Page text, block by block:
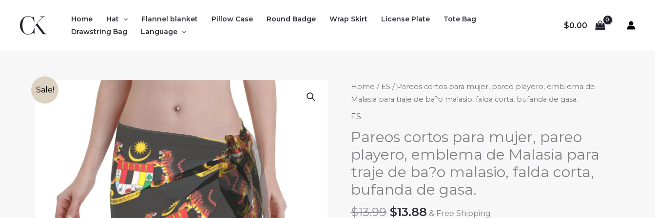
content
Home Hat Flannel blanket Pillow Case Round Badge Wrap Skirt License Plate
Tote Bag
Drawstring Bag
Language
$0.00
Sale! Home / ES / Pareos cortos para mujer, pareo playero, emblema de
Malasia para traje de ba?o malasio, falda corta, bufanda de gasa.
ES
Pareos cortos para mujer, pareo
playero, emblema de Malasia para
traje de ba?o malasio, falda corta,
bufanda de gasa.
$13.99 Original
$13.88 Current
& Free Shipping